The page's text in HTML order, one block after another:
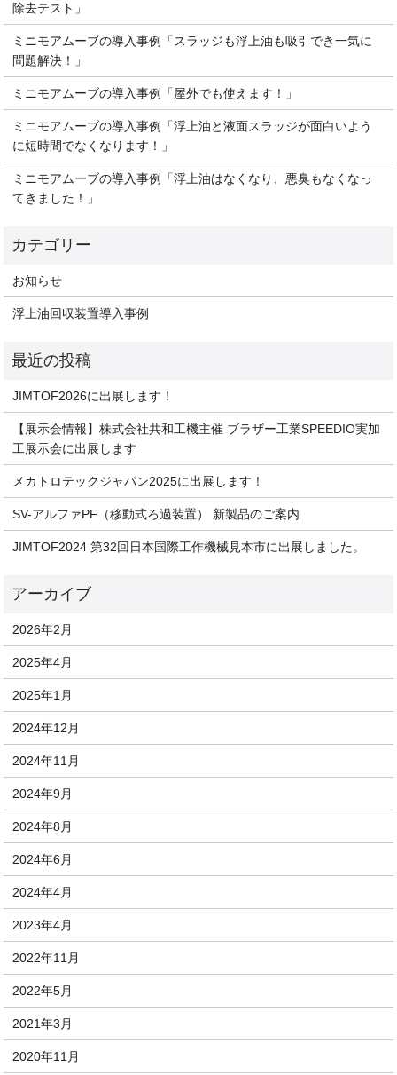
除去テスト」
ミニモアムーブの導入事例「スラッジも浮上油も吸引でき一気に
問題解決！」
ミニモアムーブの導入事例「屋外でも使えます！」
ミニモアムーブの導入事例「浮上油と液面スラッジが面白いよう
に短時間でなくなります！」
ミニモアムーブの導入事例「浮上油はなくなり、悪臭もなくなっ
てきました！」
お知らせ
浮上油回収装置導入事例
JIMTOF2026に出展します！
【展示会情報】株式会社共和工機主催 ブラザー工業SPEEDIO実加
工展示会に出展します
メカトロテックジャパン2025に出展します！
SV-アルファPF（移動式ろ過装置） 新製品のご案内
JIMTOF2024 第32回日本国際工作機械見本市に出展しました。
2026年2月
2025年4月
2025年1月
2024年12月
2024年11月
2024年9月
2024年8月
2024年6月
2024年4月
2023年4月
2022年11月
2022年5月
2021年3月
2020年11月